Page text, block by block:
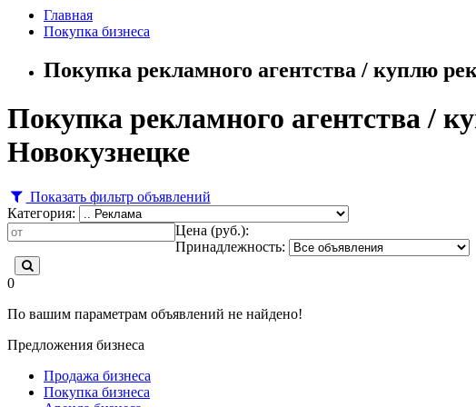
Главная
Покупка бизнеса
Покупка рекламного агентства / куплю
Покупка рекламного агентства /
Новокузнецке
Показать фильтр объявлений
Категория:
Цена (руб.):
Принадлежность:
0
По вашим параметрам объявлений не найдено!
Предложения бизнеса
Продажа бизнеса
Покупка бизнеса